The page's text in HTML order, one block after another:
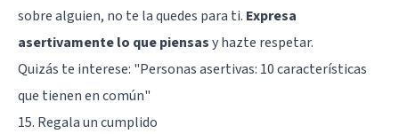
sobre alguien, no te la quedes para ti. Expresa
asertivamente lo que piensasy hazte respetar.
Quizás te interese: "Personas asertivas: 10 características
que tienen en común"
15. Regala un cumplido